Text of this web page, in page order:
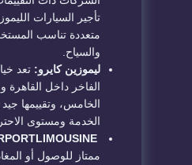
تأجير السيارات
متعددة تناسب
والسياح.
ليموزين كايرو: تعد
الفاخر داخل القاهرة
الخامس، وتقييمها
الخدمة ومستوى
ممتاز للوصول أو